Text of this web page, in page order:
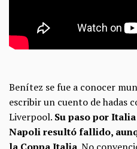
Benítez se fue a conocer
escribir un cuento de hadas
Liverpool. Su paso por
Napoli resultó fallido,